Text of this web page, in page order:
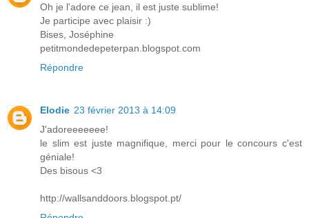
Oh je l'adore ce jean, il est juste sublime!
Je participe avec plaisir :)
Bises, Joséphine
petitmondedepeterpan.blogspot.com
Répondre
Elodie 23 février 2013 à 14:09
J'adoreeeeeee!
le slim est juste magnifique, merci pour le concours c'est
géniale!
Des bisous <3
http://wallsanddoors.blogspot.pt/